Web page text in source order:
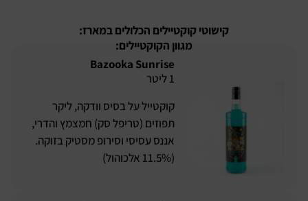
מגוון הקוקטיילים:
Bazooka Sunrise
1 ליטר
קוקטייל על בסיס וודקה, ליקר
תפוזים (טריפל סק) חמצמץ והדרי,
אננס עסיסי וסירופ מסטיק בזוקה.
(11.5% אלכוהול)
קישוטי קוקטיילים הכלולים במארז: